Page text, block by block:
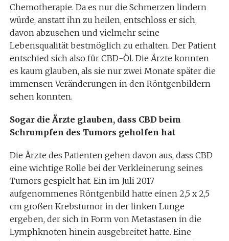
Chemotherapie. Da es nur die Schmerzen lindern
würde, anstatt ihn zu heilen, entschloss er sich,
davon abzusehen und vielmehr seine
Lebensqualität bestmöglich zu erhalten. Der Patient
entschied sich also für CBD-Öl. Die Ärzte konnten
es kaum glauben, als sie nur zwei Monate später die
immensen Veränderungen in den Röntgenbildern
sehen konnten.
Sogar die Ärzte glauben, dass CBD beim
Schrumpfen des Tumors geholfen hat
Die Ärzte des Patienten gehen davon aus, dass CBD
eine wichtige Rolle bei der Verkleinerung seines
Tumors gespielt hat. Ein im Juli 2017
aufgenommenes Röntgenbild hatte einen 2,5 x 2,5
cm großen Krebstumor in der linken Lunge
ergeben, der sich in Form von Metastasen in die
Lymphknoten hinein ausgebreitet hatte. Eine